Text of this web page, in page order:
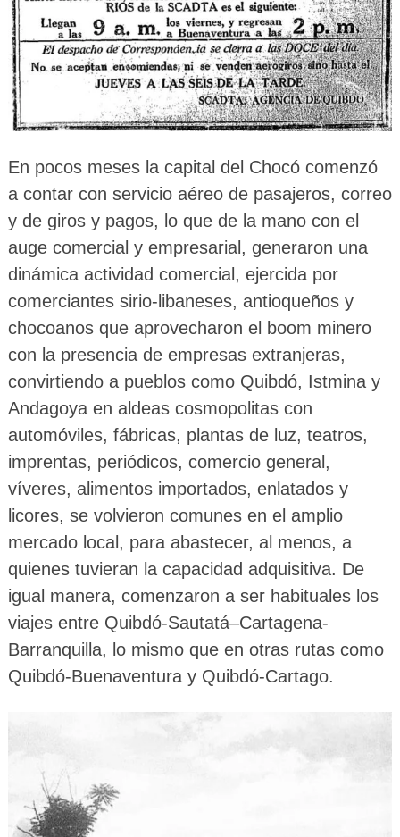
En pocos meses la capital del Chocó comenzó
a contar con servicio aéreo de pasajeros, correo
y de giros y pagos, lo que de la mano con el
auge comercial y empresarial, generaron una
dinámica actividad comercial, ejercida por
comerciantes sirio-libaneses, antioqueños y
chocoanos que aprovecharon el boom minero
con la presencia de empresas extranjeras,
convirtiendo a pueblos como Quibdó, Istmina y
Andagoya en aldeas cosmopolitas con
automóviles, fábricas, plantas de luz, teatros,
imprentas, periódicos, comercio general,
víveres, alimentos importados, enlatados y
licores, se volvieron comunes en el amplio
mercado local, para abastecer, al menos, a
quienes tuvieran la capacidad adquisitiva. De
igual manera, comenzaron a ser habituales los
viajes entre Quibdó-Sautatá–Cartagena-
Barranquilla, lo mismo que en otras rutas como
Quibdó-Buenaventura y Quibdó-Cartago.